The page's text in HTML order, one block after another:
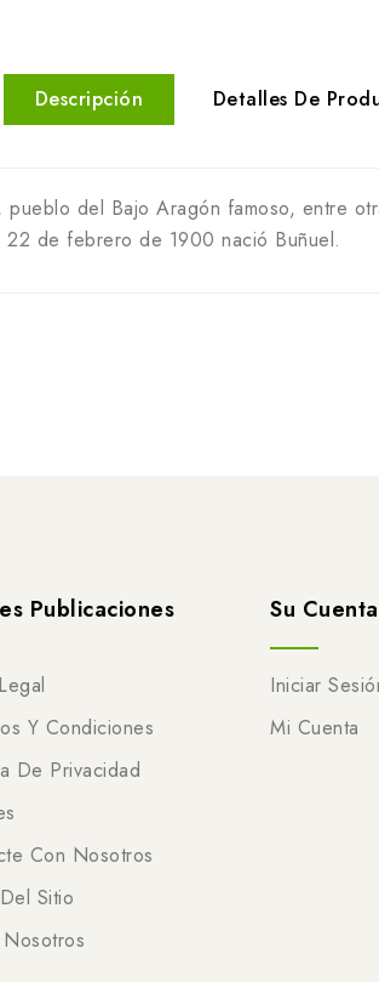
Descripción Detalles De
del Bajo Aragón famoso, entre
de febrero de 1900 nació Buñuel.
Publicaciones
Y Condiciones
De Privacidad
Con Nosotros
Sitio
Su Cuenta
Iniciar
Mi Cuenta